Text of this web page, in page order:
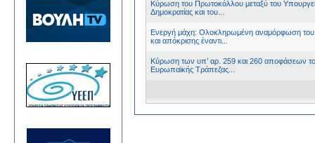
Κύρωση του Πρωτοκόλλου μεταξύ του
Δημοκρατίας και του...
Ενεργή μάχη: Ολοκληρωμένη αναμόρφωση του
και απόκρισης έναντι...
Κύρωση των υπ’ αρ. 259 και 260 αποφάσεων
Ευρωπαϊκής Τράπεζας...